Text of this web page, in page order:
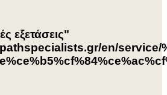
εξετάσεις"
en/service/